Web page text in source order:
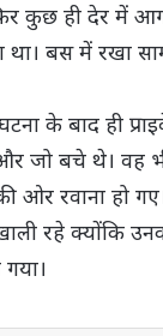
कुछ ही देर में
था। बस में रखा
के बाद ही
जो बचे थे। वह
ओर रवाना हो
रहे क्योंकि